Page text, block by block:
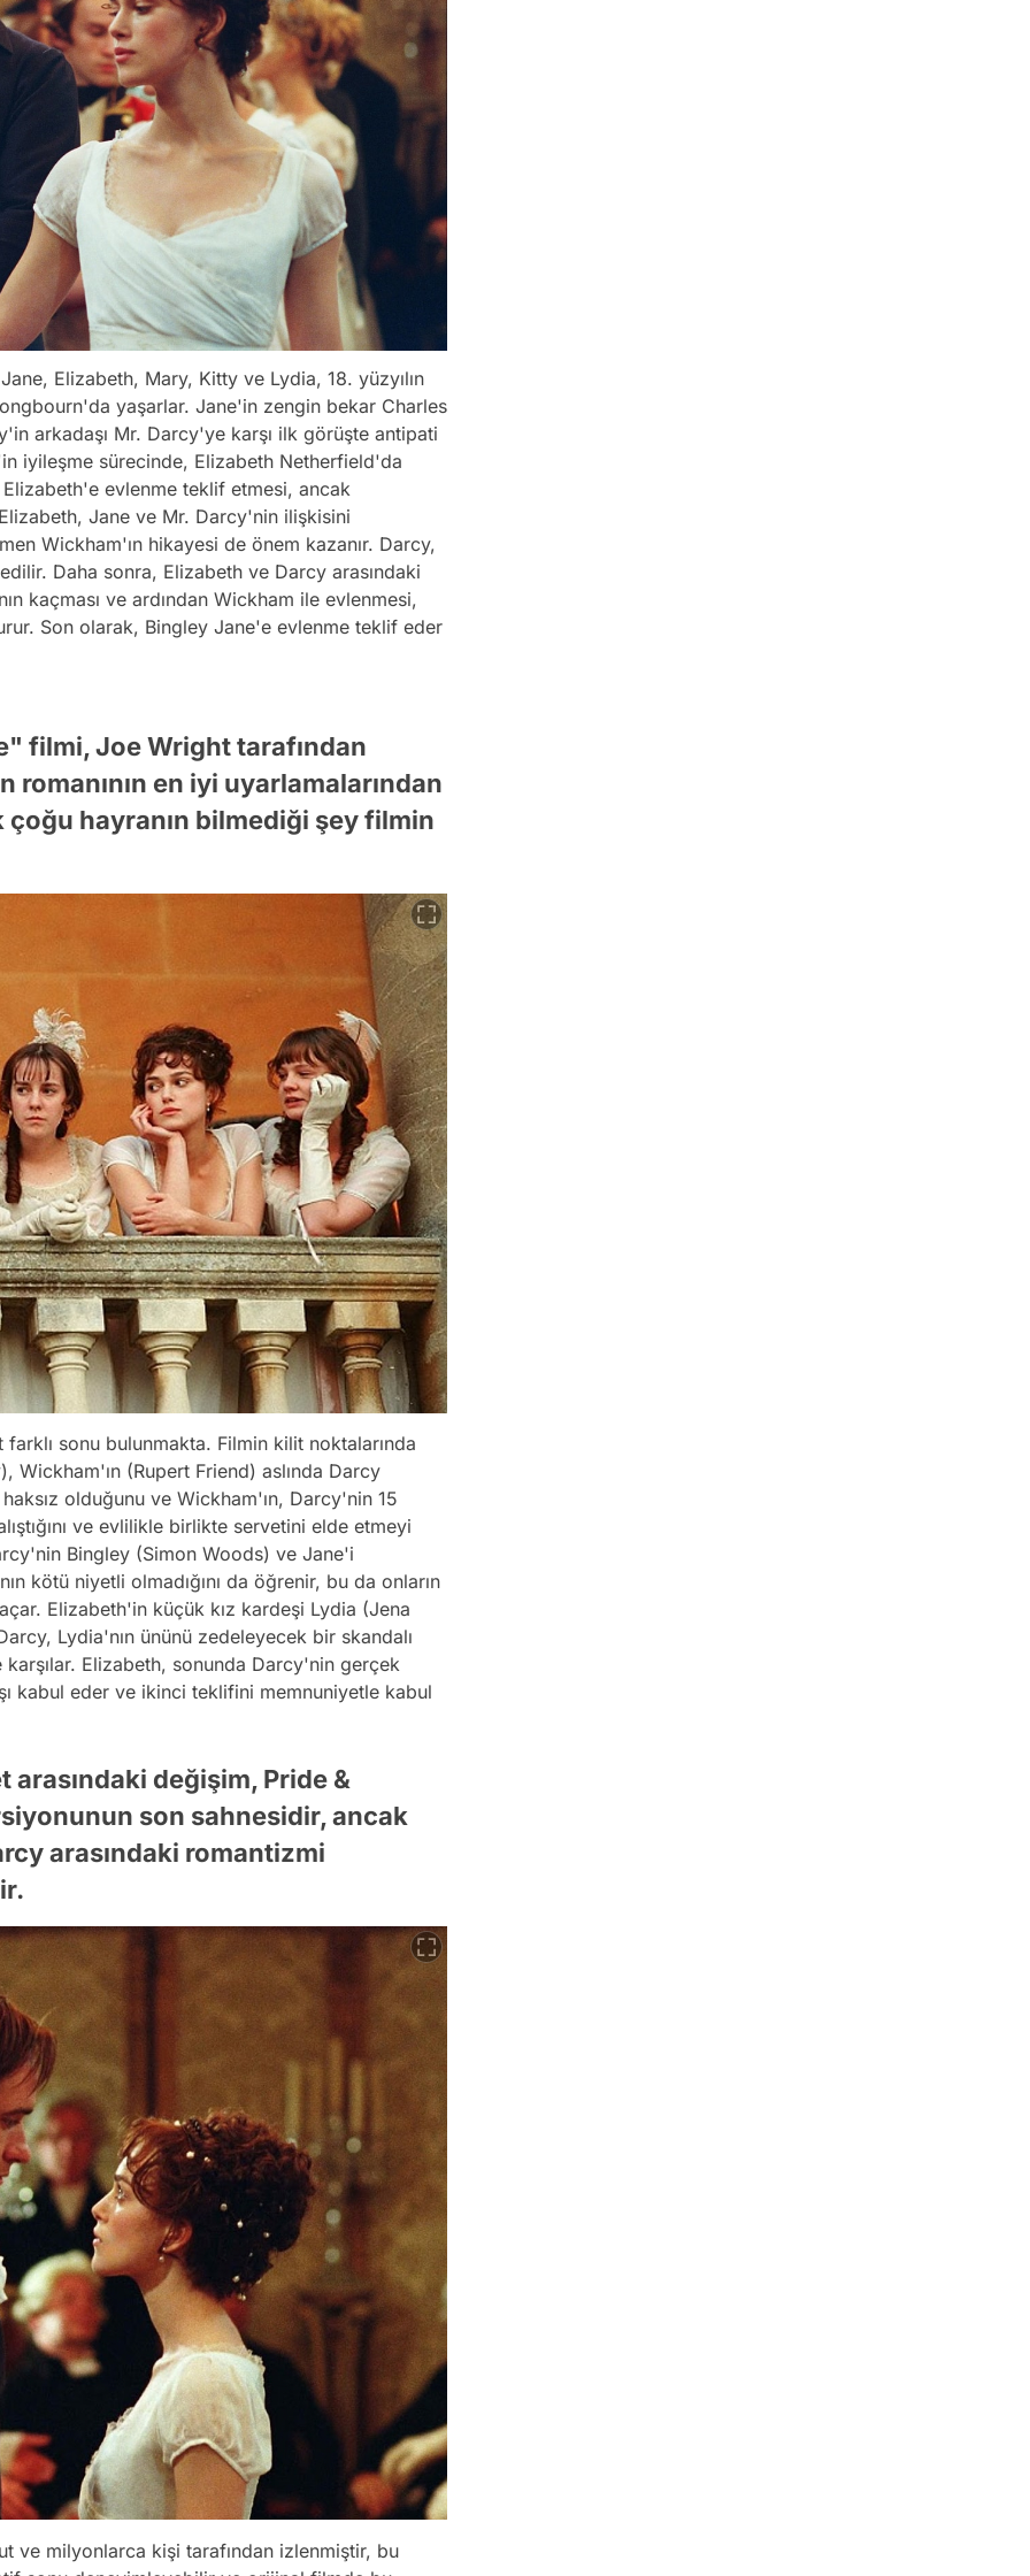
Elizabeth, Mary, Kitty ve Lydia, 18. yüzyılın
yaşarlar. Jane'in zengin bekar Charles
arkadaşı Mr. Darcy'ye karşı ilk görüşte antipati
iyileşme sürecinde, Elizabeth Netherfield'da
evlenme teklif etmesi, ancak
Jane ve Mr. Darcy'nin ilişkisini
Wickham'ın hikayesi de önem kazanır. Darcy,
Daha sonra, Elizabeth ve Darcy arasındaki
kaçması ve ardından Wickham ile evlenmesi,
Son olarak, Bingley Jane'e evlenme teklif eder
filmi, Joe Wright tarafından
en iyi uyarlamalarından
hayranın bilmediği şey filmin
sonu bulunmakta. Filmin kilit noktalarında
Wickham'ın (Rupert Friend) aslında Darcy
olduğunu ve Wickham'ın, Darcy'nin 15
ve evlilikle birlikte servetini elde etmeyi
Bingley (Simon Woods) ve Jane'i
kötü niyetli olmadığını da öğrenir, bu da onların
Elizabeth'in küçük kız kardeşi Lydia (Jena
Lydia'nın ününü zedeleyecek bir skandalı
karşılar. Elizabeth, sonunda Darcy'nin gerçek
kabul eder ve ikinci teklifini memnuniyetle kabul
arasındaki değişim, Pride &
son sahnesidir, ancak
arasındaki romantizmi
ve milyonlarca kişi tarafından izlenmiştir, bu